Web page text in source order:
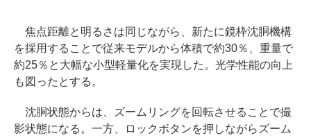
焦点距離と明るさは同じながら、新たに鏡枠沈胴機構
を採用することで従来モデルから体積で約30％、重量で
約25％と大幅な小型軽量化を実現した。光学性能の向上
も図ったとする。
沈胴状態からは、ズームリングを回転させることで撮
影状態になる。一方、ロックボタンを押しながらズーム